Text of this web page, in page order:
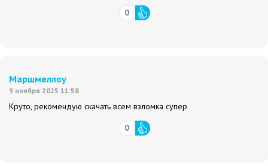
0
Маршмеллоу
9 ноября 2025 11:58
Круто, рекомендую скачать всем взломка супер
0